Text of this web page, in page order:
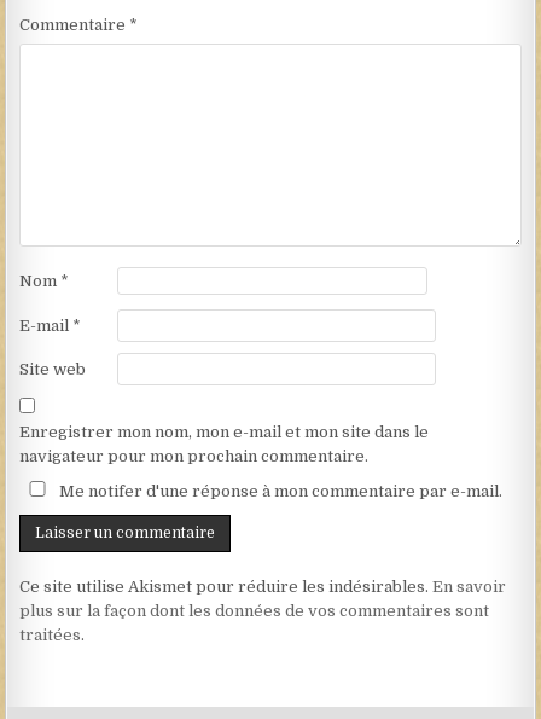
Commentaire *
Nom *
E-mail *
Site web
Enregistrer mon nom, mon e-mail et mon site dans le
navigateur pour mon prochain commentaire.
Me notifer d'une réponse à mon commentaire par e-mail.
Ce site utilise Akismet pour réduire les indésirables.En savoir
plus sur la façon dont les données de vos commentaires sont
traitées.